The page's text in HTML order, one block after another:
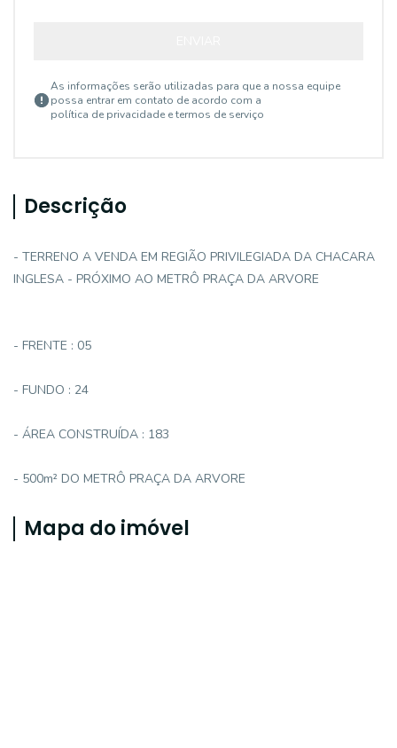
As informações serão utilizadas para que a nossa equipe
possa entrar em contato de acordo com a
política de privacidade e termos de serviço
Descrição
- TERRENO A VENDA EM REGIÃO PRIVILEGIADA DA CHACARA
INGLESA - PRÓXIMO AO METRÔ PRAÇA DA ARVORE
- FRENTE : 05
- FUNDO : 24
- ÁREA CONSTRUÍDA : 183
- 500m² DO METRÔ PRAÇA DA ARVORE
Mapa do imóvel